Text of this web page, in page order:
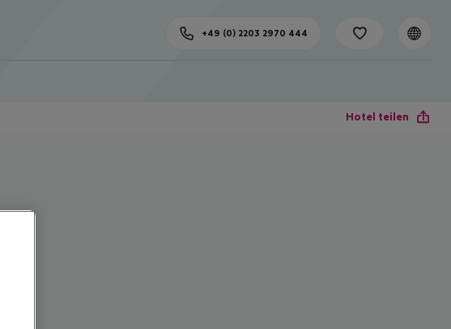
+49 (0) 2203 2970 444
Hotel teilen